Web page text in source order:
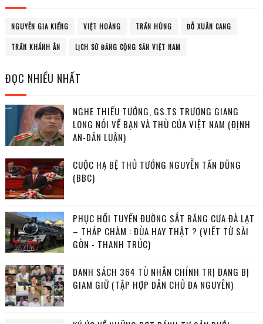
NGUYỄN GIA KIỂNG VIỆT HOÀNG TRẦN HÙNG ĐỖ XUÂN CANG
TRẦN KHÁNH ÂN LỊCH SỬ ĐẢNG CỘNG SẢN VIỆT NAM
ĐỌC NHIỀU NHẤT
NGHE THIẾU TƯỚNG, GS.TS TRƯƠNG GIANG
LONG NÓI VỀ BẠN VÀ THÙ CỦA VIỆT NAM (ĐỊNH
AN-DÂN LUẬN)
CUỘC HẠ BỆ THỦ TƯỚNG NGUYỄN TẤN DŨNG
(BBC)
PHỤC HỒI TUYẾN ĐƯỜNG SẮT RĂNG CƯA ĐÀ LẠT
– THÁP CHÀM : ĐÙA HAY THẬT ? (VIẾT TỪ SÀI
GÒN - THANH TRÚC)
DANH SÁCH 364 TÙ NHÂN CHÍNH TRỊ ĐANG BỊ
GIAM GIỮ (TẬP HỢP DÂN CHỦ ĐA NGUYÊN)